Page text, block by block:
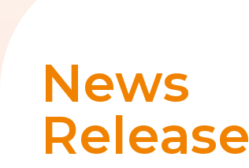
News
Release